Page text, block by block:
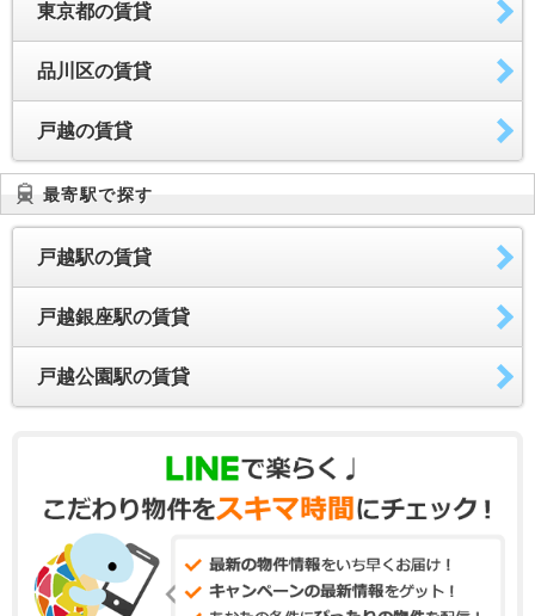
東京都の賃貸
品川区の賃貸
戸越の賃貸
最寄駅で探す
戸越駅の賃貸
戸越銀座駅の賃貸
戸越公園駅の賃貸